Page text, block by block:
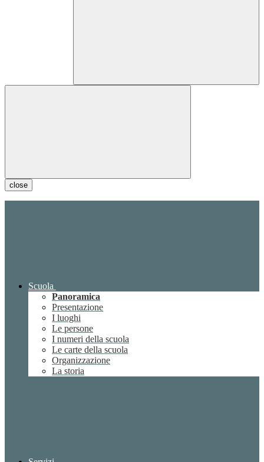
close
Scuola
Panoramica
Presentazione
I luoghi
Le persone
I numeri della scuola
Le carte della scuola
Organizzazione
La storia